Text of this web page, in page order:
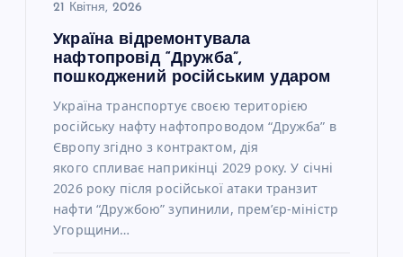
21 Квітня, 2026
Україна відремонтувала
нафтопровід “Дружба”,
пошкоджений російським ударом
Україна транспортує своєю територією
російську нафту нафтопроводом “Дружба” в
Європу згідно з контрактом, дія
якого спливає наприкінці 2029 року. У січні
2026 року після російської атаки транзит
нафти “Дружбою” зупинили, прем’єр-міністр
Угорщини…